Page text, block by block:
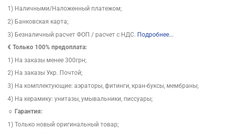
1) Наличными/Наложенный платежом;
2) Банковская карта;
3) Безналичный расчет ФОП / расчет с НДС. Подробнее...
€ Только 100% предоплата:
1) На заказы менее 300грн;
2) На заказы Укр. Почтой;
3) На комплектующие: аэраторы, фитинги, кран-буксы, мембраны;
4) На керамику: унитазы, умывальники, писсуары;
☼ Гарантия:
1) Только новый оригинальный товар;